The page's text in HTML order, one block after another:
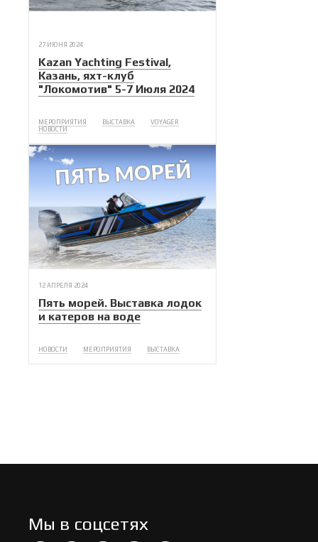
27 ИЮНЯ 2024
Kazan Yachting Festival,
Казань, яхт-клуб
"Локомотив" 5-7 Июля 2024
МЕРОПРИЯТИЯ ВЫСТАВКА
VOYAGER
НОВОСТИ
12 АПРЕЛЯ 2024
Пять морей. Выставка лодок
и катеров на воде
НОВОСТИ МЕРОПРИЯТИЯ ВЫСТАВКА
Мы в соцсетях